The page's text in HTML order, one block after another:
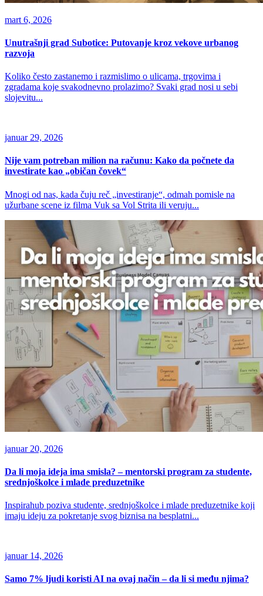
mart 6, 2026
Unutrašnji grad Subotice: Putovanje kroz vekove urbanog
razvoja
Koliko često zastanemo i razmislimo o ulicama, trgovima i
zgradama koje svakodnevno prolazimo? Svaki grad nosi u sebi
slojevitu...
januar 29, 2026
Nije vam potreban milion na računu: Kako da počnete da
investirate kao „običan čovek“
Mnogi od nas, kada čuju reč „investiranje“, odmah pomisle na
užurbane scene iz filma Vuk sa Vol Strita ili veruju...
januar 20, 2026
Da li moja ideja ima smisla? – mentorski program za studente,
srednjoškolce i mlade preduzetnike
Inspirahub poziva studente, srednjoškolce i mlade preduzetnike koji
imaju ideju za pokretanje svog biznisa na besplatni...
januar 14, 2026
Samo 7% ljudi koristi AI na ovaj način – da li si među njima?